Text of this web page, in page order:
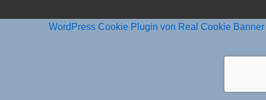
WordPress Cookie Plugin von Real Cookie Banner